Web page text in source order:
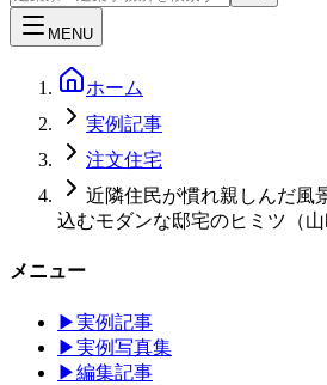
MENU
ホーム
実例記事
注文住宅
近隣住民が慣れ親しんだ風
込むモダンな邸宅のヒミツ（
メニュー
▶実例記事
▶実例写真集
▶編集記事